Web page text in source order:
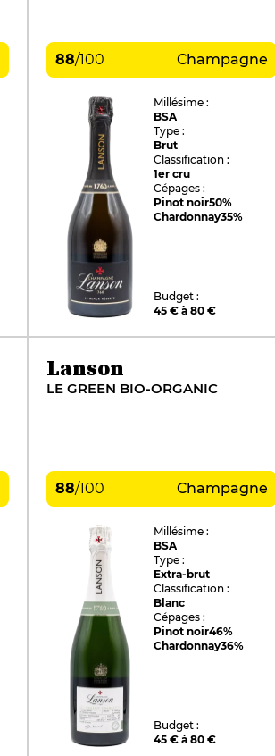
88/100 Champagne
Millésime :
BSA
Type :
Brut
Classification :
1er cru
Cépages :
Pinot noir50%
Chardonnay35%
Budget :
45 € à 80 €
Lanson
LE GREEN BIO-ORGANIC
88/100 Champagne
Millésime :
BSA
Type :
Extra-brut
Classification :
Blanc
Cépages :
Pinot noir46%
Chardonnay36%
Budget :
45 € à 80 €